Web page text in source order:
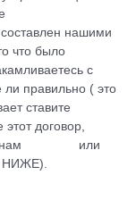
нашими
что было
с
правильно ( это
ставите
договор,
или